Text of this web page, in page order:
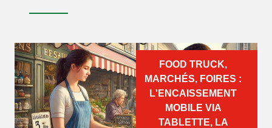
FOOD TRUCK,
MARCHÉS, FOIRES :
L'ENCAISSEMENT
MOBILE VIA
TABLETTE, LA